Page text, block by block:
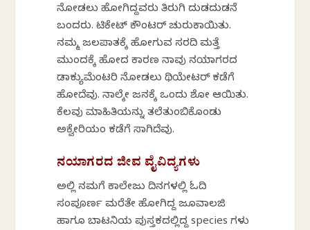
ನೋಡಲು ಹೋಗಿದ್ದವರು ತಿರುಗಿ ದುಡದುಡನೆ
ಬಂದರು. ಟಿಕೇಟ್ ಕೌಂಟರ್ ಚುರುಕಾಯಿತು.
ನಮ್ಮ ಜಲಪಾತಕ್ಕೆ ಹೋಗುವ ಸರದಿ ಮತ್ತೆ
ಮುಂದಕ್ಕೆ ಹೋದ ಕಾರಣ ನಾವು ನಯಾಗರದ
ಡಾಕ್ಯುಮೆಂಟರಿ ನೋಡಲು ಥಿಯೇಟರ್ ಕಡೆಗೆ
ಹೋದೆವು. ನಾಲ್ಕೇ ಜನಕ್ಕೆ ಒಂದು ಶೋ ಆಯಿತು.
ಕೆಲವು ಮಾಹಿತಿಯನ್ನು ತಲೆತುಂಬಿಕೊಂಡು
ಅಕ್ವೇರಿಯಂ ಕಡೆಗೆ ಸಾಗಿದೆವು.
ನಯಾಗರದ ಜೀವ ವೈವಿದ್ಯಗಳು
ಅಲ್ಲಿ ನಮಗೆ ಕಾಲೇಜು ದಿನಗಳಲ್ಲಿ ಓದಿ
ಸಂಪೂರ್ಣ ಮರೆತೇ ಹೋಗಿದ್ದ ಜೂವಾಲಜಿ
ಹಾಗೂ ಬಾಟನಿಯ ಪುಸ್ತಕದಲ್ಲಿದ್ದ species ಗಳು